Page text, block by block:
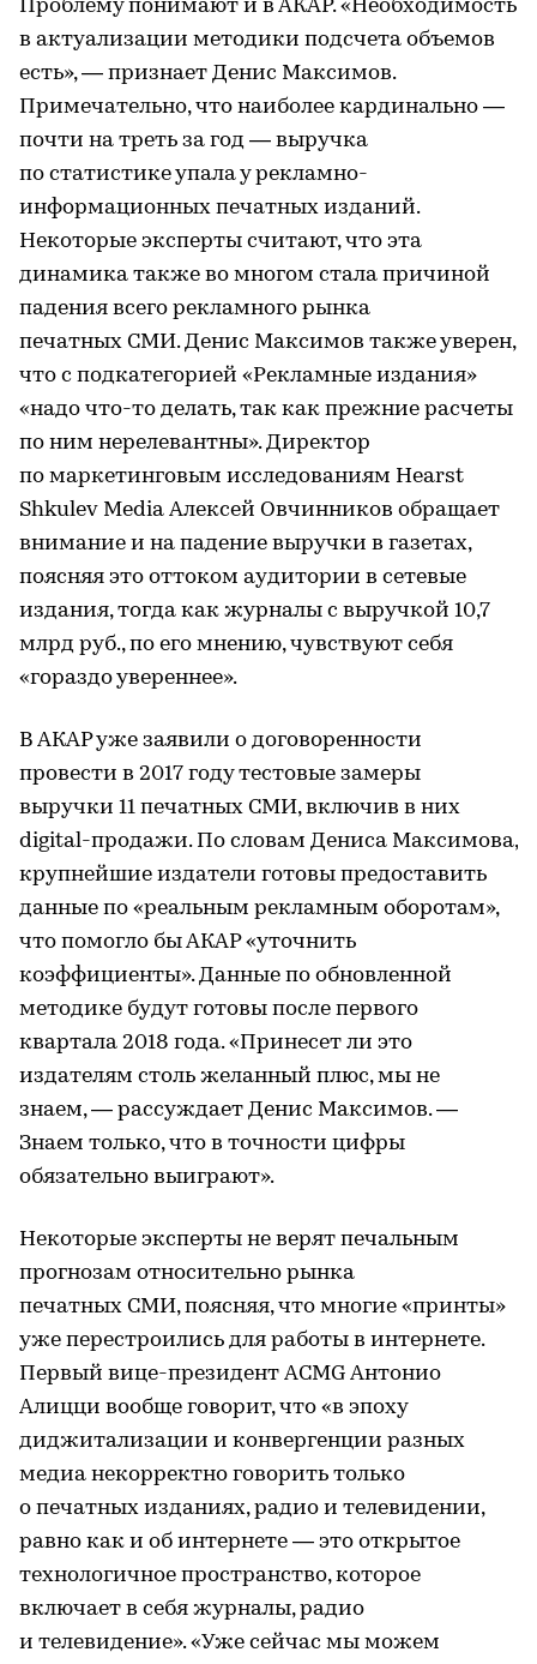
Проблему понимают и в АКАР. «Необходимость
в актуализации методики подсчета объемов
есть», — признает Денис Максимов.
Примечательно, что наиболее кардинально —
почти на треть за год — выручка
по статистике упала у рекламно-
информационных печатных изданий.
Некоторые эксперты считают, что эта
динамика также во многом стала причиной
падения всего рекламного рынка
печатных СМИ. Денис Максимов также уверен,
что с подкатегорией «Рекламные издания»
«надо что-то делать, так как прежние расчеты
по ним нерелевантны». Директор
по маркетинговым исследованиям Hearst
Shkulev Media Алексей Овчинников обращает
внимание и на падение выручки в газетах,
поясняя это оттоком аудитории в сетевые
издания, тогда как журналы с выручкой 10,7
млрд руб., по его мнению, чувствуют себя
«гораздо увереннее».
В АКАР уже заявили о договоренности
провести в 2017 году тестовые замеры
выручки 11 печатных СМИ, включив в них
digital-продажи. По словам Дениса Максимова,
крупнейшие издатели готовы предоставить
данные по «реальным рекламным оборотам»,
что помогло бы АКАР «уточнить
коэффициенты». Данные по обновленной
методике будут готовы после первого
квартала 2018 года. «Принесет ли это
издателям столь желанный плюс, мы не
знаем, — рассуждает Денис Максимов. —
Знаем только, что в точности цифры
обязательно выиграют».
Некоторые эксперты не верят печальным
прогнозам относительно рынка
печатных СМИ, поясняя, что многие «принты»
уже перестроились для работы в интернете.
Первый вице-президент ACMG Антонио
Алицци вообще говорит, что «в эпоху
диджитализации и конвергенции разных
медиа некорректно говорить только
о печатных изданиях, радио и телевидении,
равно как и об интернете — это открытое
технологичное пространство, которое
включает в себя журналы, радио
и телевидение». «Уже сейчас мы можем